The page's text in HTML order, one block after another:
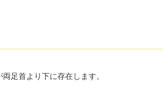
足首より下に存在します。